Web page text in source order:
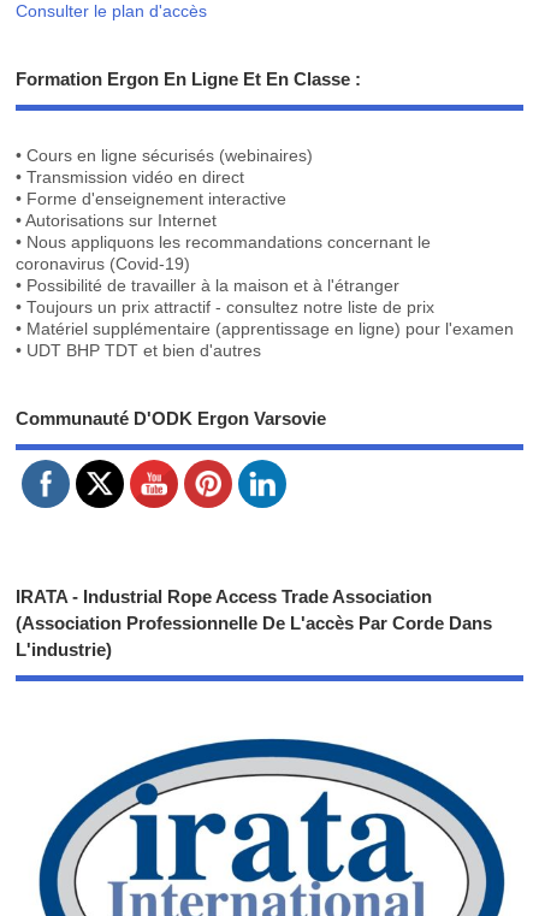
Consulter le plan d'accès
Formation Ergon En Ligne Et En Classe :
• Cours en ligne sécurisés (webinaires)
• Transmission vidéo en direct
• Forme d'enseignement interactive
• Autorisations sur Internet
• Nous appliquons les recommandations concernant le
coronavirus (Covid-19)
• Possibilité de travailler à la maison et à l'étranger
• Toujours un prix attractif - consultez notre liste de prix
• Matériel supplémentaire (apprentissage en ligne) pour l'examen
• UDT BHP TDT et bien d'autres
Communauté D'ODK Ergon Varsovie
IRATA - Industrial Rope Access Trade Association
(Association Professionnelle De L'accès Par Corde Dans
L'industrie)